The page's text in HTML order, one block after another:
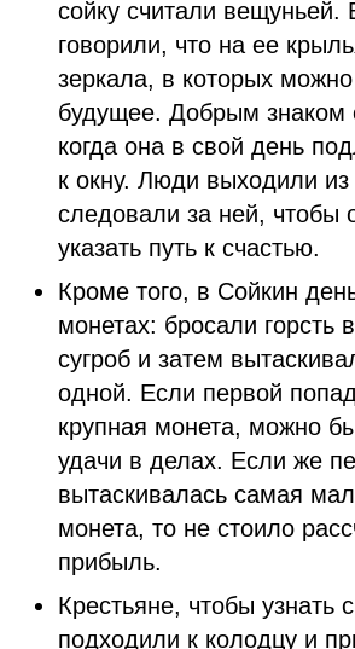
сойку считали вещуньей.
говорили, что на ее
зеркала, в которых
будущее. Добрым знаком
когда она в свой день
к окну. Люди выходили
следовали за ней, чтобы
указать путь к счастью.
Кроме того, в Сойкин
монетах: бросали горсть
сугроб и затем
одной. Если первой
крупная монета, можно
удачи в делах. Если же
вытаскивалась самая
монета, то не стоило
прибыль.
Крестьяне, чтобы узнать
подходили к колодцу и